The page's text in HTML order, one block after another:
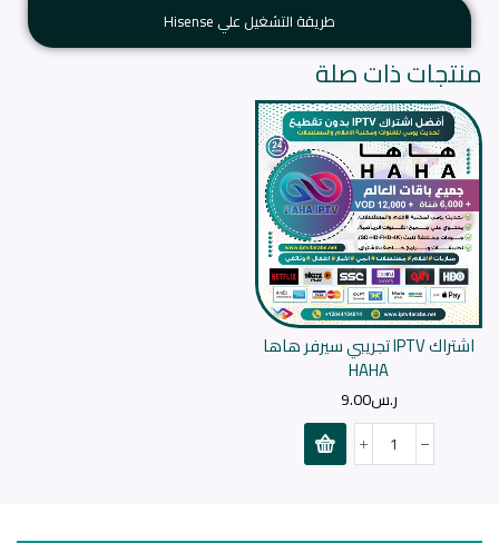
طريقة التشغيل علي Hisense
منتجات ذات صلة
اشتراك IPTV تجريبي سيرفر هاها
HAHA
ر.س9.00